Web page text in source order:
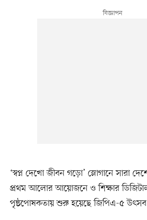
‘স্বপ্ন দেখো জীবন গড়ো’ স্লোগানে সারা
প্রথম আলোর আয়োজনে ও শিক্ষার ডিজিটাল
পৃষ্ঠপোষকতায় শুরু হয়েছে জিপিএ-৫